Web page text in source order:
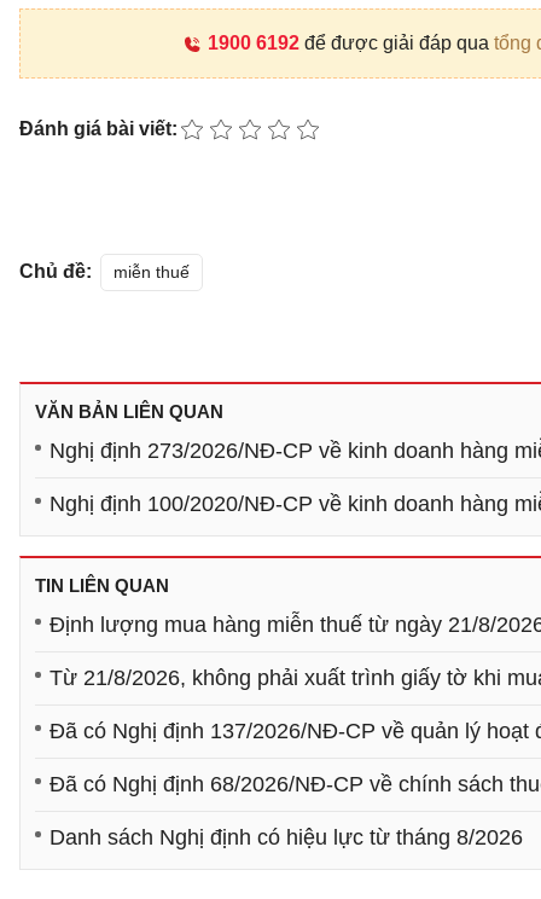
1900 6192để được giải đáp qua tổng
Đánh giá bài viết:
Chủ đề: miễn thuế
VĂN BẢN LIÊN QUAN
Nghị định 273/2026/NĐ-CP về kinh doanh hàng
Nghị định 100/2020/NĐ-CP về kinh doanh hàng
TIN LIÊN QUAN
Định lượng mua hàng miễn thuế từ ngày 21/8/
Từ 21/8/2026, không phải xuất trình giấy tờ khi
Đã có Nghị định 137/2026/NĐ-CP về quản lý hoạt
Đã có Nghị định 68/2026/NĐ-CP về chính sách
Danh sách Nghị định có hiệu lực từ tháng 8/2026